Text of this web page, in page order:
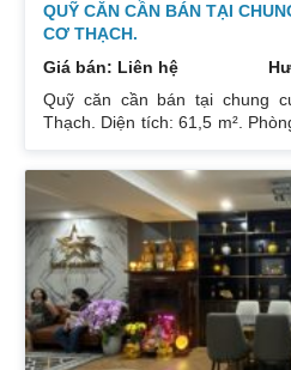
QUỸ CĂN CẦN BÁN TẠI
CƠ THẠCH.
Giá bán: Liên hệ
Quỹ căn cần bán tại chung
Thạch. Diện tích: 61,5 m².
Giá: 3 tỷ. Diện tích: 67 m².
ban công: Đông Nam. Nội thất:
3 tỷ 250. Diện tích: 86 m².
ban công: Tây tứ trạch. Nội
tỷ.